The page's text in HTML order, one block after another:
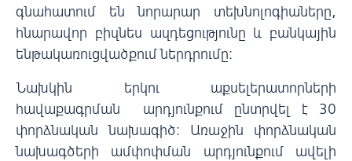
գնահատում են նորարար տեխնոլոգիաները,
հնարավոր բիզնես ազդեցությունը և բանկային
ենթակառուցվածքում ներդրումը։
Նախկին երկու աքսելերատորների
հավաքագրման արդյունքում ընտրվել է 30
փորձնական նախագիծ։ Առաջին փորձնական
նախագծերի ամփոփման արդյունքում ավելի